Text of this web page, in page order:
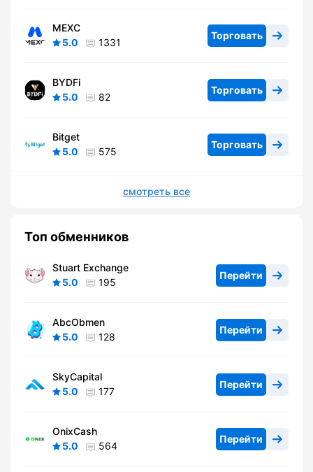
MEXC
5.0
1331
Торговать
BYDFi
5.0
82
Торговать
Bitget
5.0
575
Торговать
смотреть все
Топ обменников
Stuart Exchange
5.0
195
Перейти
AbcObmen
5.0
128
Перейти
SkyCapital
5.0
177
Перейти
OnixCash
5.0
564
Перейти